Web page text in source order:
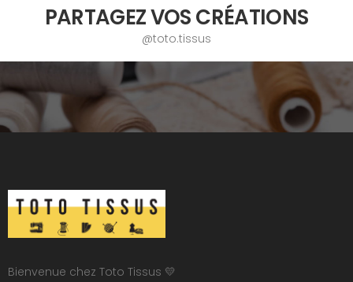
PARTAGEZ VOS CRÉATIONS
@toto.tissus
Bienvenue chez Toto Tissus 💛